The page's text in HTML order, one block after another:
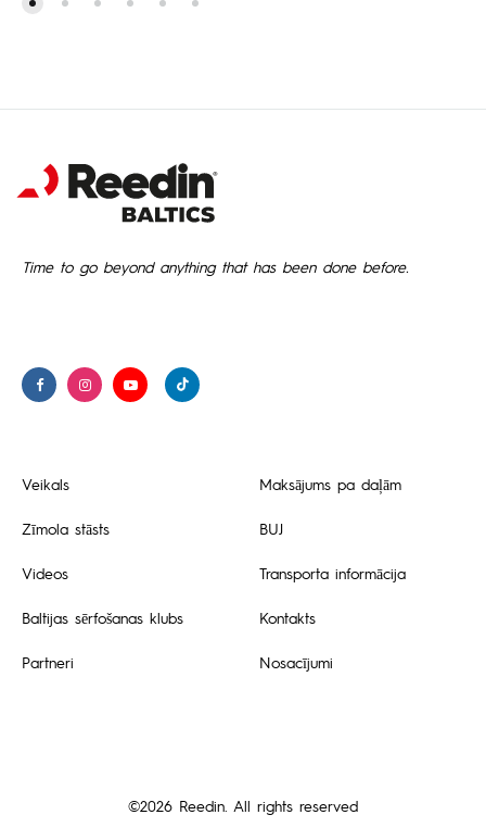
Time to go beyond anything that has been done before.
Veikals
Zīmola stāsts
Videos
Baltijas sērfošanas klubs
Partneri
Maksājums pa daļām
BUJ
Transporta informācija
Kontakts
Nosacījumi
©2026 Reedin. All rights reserved